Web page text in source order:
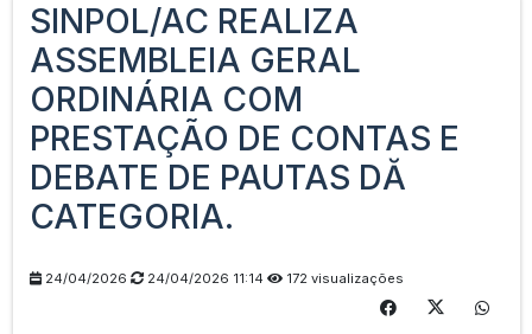
SINPOL/AC REALIZA
ASSEMBLEIA GERAL
ORDINÁRIA COM
PRESTAÇÃO DE CONTAS E
DEBATE DE PAUTAS DĂ
CATEGORIA.
24/04/2026 24/04/2026 11:14 172 visualizações